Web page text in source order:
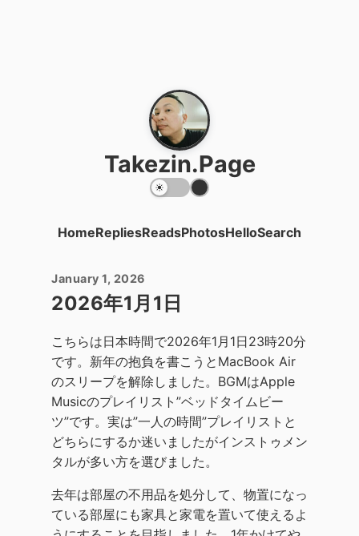
Takezin.Page
HomeRepliesReadsPhotosHelloSearch
January 1, 2026
2026年1月1日
こちらは日本時間で2026年1月1日23時20分
です。新年の抱負を書こうとMacBook Air
のスリープを解除しました。BGMはApple
Musicのプレイリスト”ベッドタイムビー
ツ”です。実は”一人の時間”プレイリストと
どちらにするか迷いましたがインストゥメン
タルが多い方を選びました。
去年は部屋の不用品を処分して、物置になっ
ている部屋にも家具と家電を置いて使えるよ